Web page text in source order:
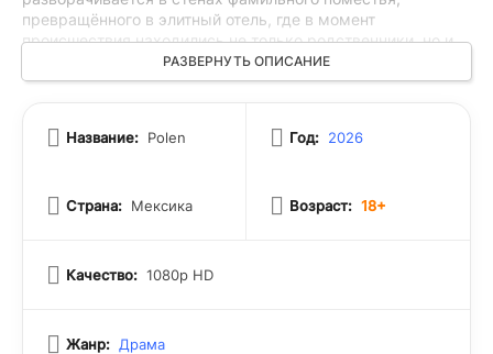
превращённого в элитный отель, где в момент
происшествия находились не только родственники, но и
постояльцы. Каждый из них теперь попадает под
подозрение: у кого‐то были финансовые разногласия с
обещает быть непростым: мотивы, возможности и алиби
РАЗВЕРНУТЬ ОПИСАНИЕ
Название: Polen
Страна: Мексика
Год: 2026
Возраст: 18+
Качество: 1080p HD
Жанр: Драма